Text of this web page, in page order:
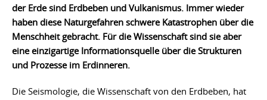
der Erde sind Erdbeben und Vulkanismus. Immer wieder
haben diese Naturgefahren schwere Katastrophen über die
Menschheit gebracht. Für die Wissenschaft sind sie aber
eine einzigartige Informationsquelle über die Strukturen
und Prozesse im Erdinneren.
Die Seismologie, die Wissenschaft von den Erdbeben, hat